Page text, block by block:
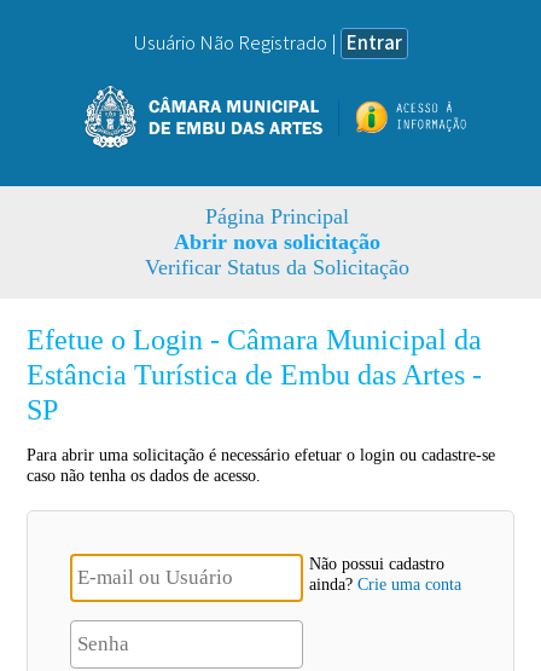
Usuário Não Registrado | Entrar
Página Principal
Abrir nova solicitação
Verificar Status da Solicitação
Efetue o Login - Câmara Municipal da
Estância Turística de Embu das Artes -
SP
Para abrir uma solicitação é necessário efetuar o login ou cadastre-se
caso não tenha os dados de acesso.
Não possui cadastro
ainda?Crie uma conta